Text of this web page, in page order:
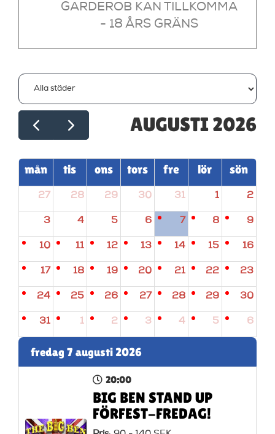
GARDEROB KAN TILLKOMMA
- 18 ÅRS GRÄNS
AUGUSTI 2026
mån tis ons tors fre lör sön
27 28 29 30 31 1 2
3 4 5 6 7 8 9
10 11 12 13 14 15 16
17 18 19 20 21 22 23
24 25 26 27 28 29 30
31 1 2 3 4 5 6
fredag 7 augusti 2026
20:00
BIG BEN STAND UP
FÖRFEST-FREDAG!